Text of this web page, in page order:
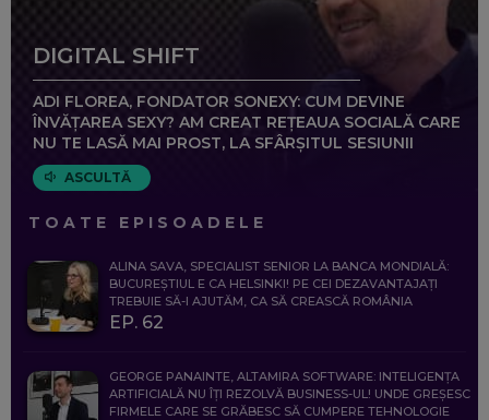
DIGITAL SHIFT
ADI FLOREA, FONDATOR SONEXY: CUM DEVINE
ÎNVĂȚAREA SEXY? AM CREAT REȚEAUA SOCIALĂ CARE
NU TE LASĂ MAI PROST, LA SFÂRȘITUL SESIUNII
ASCULTĂ
TOATE EPISOADELE
ALINA SAVA, SPECIALIST SENIOR LA BANCA MONDIALĂ:
BUCUREȘTIUL E CA HELSINKI! PE CEI DEZAVANTAJAȚI
TREBUIE SĂ-I AJUTĂM, CA SĂ CREASCĂ ROMÂNIA
EP. 62
GEORGE PANAINTE, ALTAMIRA SOFTWARE: INTELIGENȚA
ARTIFICIALĂ NU ÎȚI REZOLVĂ BUSINESS-UL! UNDE GREȘESC
FIRMELE CARE SE GRĂBESC SĂ CUMPERE TEHNOLOGIE